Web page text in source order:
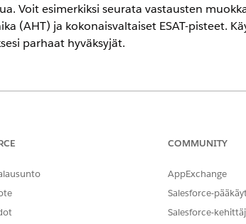
Voit esimerkiksi seurata vastausten
(AHT) ja kokonaisvaltaiset ESAT-pisteet.
parhaat hyväksyjät.
palvelua varten ja sen vaikutusta tärkeimpiin
laatua vastausten laadun trendien ja
on alhainen sopeutumisaika tai korkea AHT-
parantaaksesi vastausten laatua ja
COMMUNITY
AppExchange
Salesforce-
Salesforce-